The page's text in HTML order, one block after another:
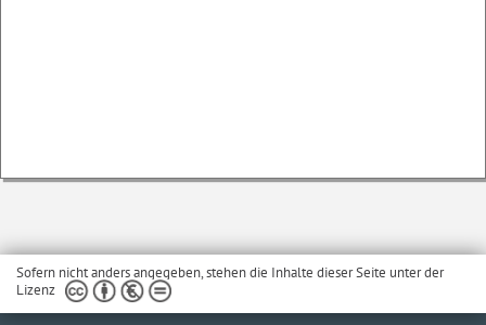
Sofern nicht anders angegeben, stehen die Inhalte dieser Seite unter der
Lizenz